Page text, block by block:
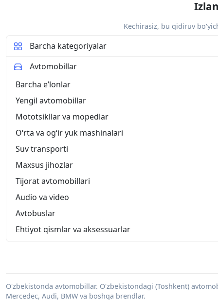
Kechirasiz, bu qidiruv
Barcha kategoriyalar
Avtomobillar
Barcha eʼlonlar
Yengil avtomobillar
Mototsikllar va mopedlar
O‘rta va og‘ir yuk mashinalari
Suv transporti
Maxsus jihozlar
Tijorat avtomobillari
Audio va video
Avtobuslar
Ehtiyot qismlar va aksessuarlar
O'zbekistonda avtomobillar. O'zbekistondagi (Toshkent)
Mercedec, Audi, BMW va boshqa brendlar.